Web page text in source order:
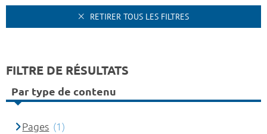
RETIRER TOUS LES FILTRES
FILTRE DE RÉSULTATS
Par type de contenu
Pages (1)